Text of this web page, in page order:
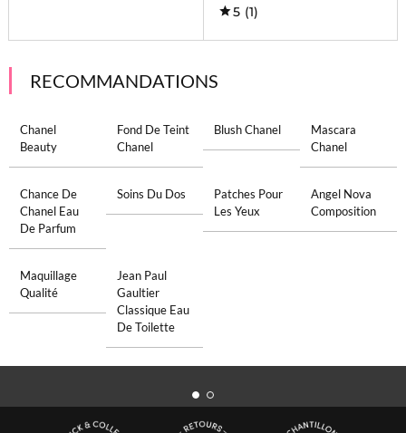
5 (1)
RECOMMANDATIONS
Chanel
Beauty
Fond De Teint
Chanel
Blush Chanel
Mascara
Chanel
Chance De
Chanel Eau
De Parfum
Soins Du Dos
Patches Pour
Les Yeux
Angel Nova
Composition
Maquillage
Qualité
Jean Paul
Gaultier
Classique Eau
De Toilette